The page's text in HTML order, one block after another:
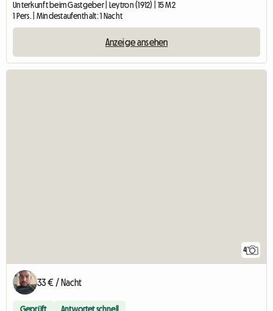
Unterkunft beim Gastgeber | Leytron (1912) | 15 M2
1 Pers. | Mindestaufenthalt: 1 Nacht
Anzeige ansehen
4
33 € / Nacht